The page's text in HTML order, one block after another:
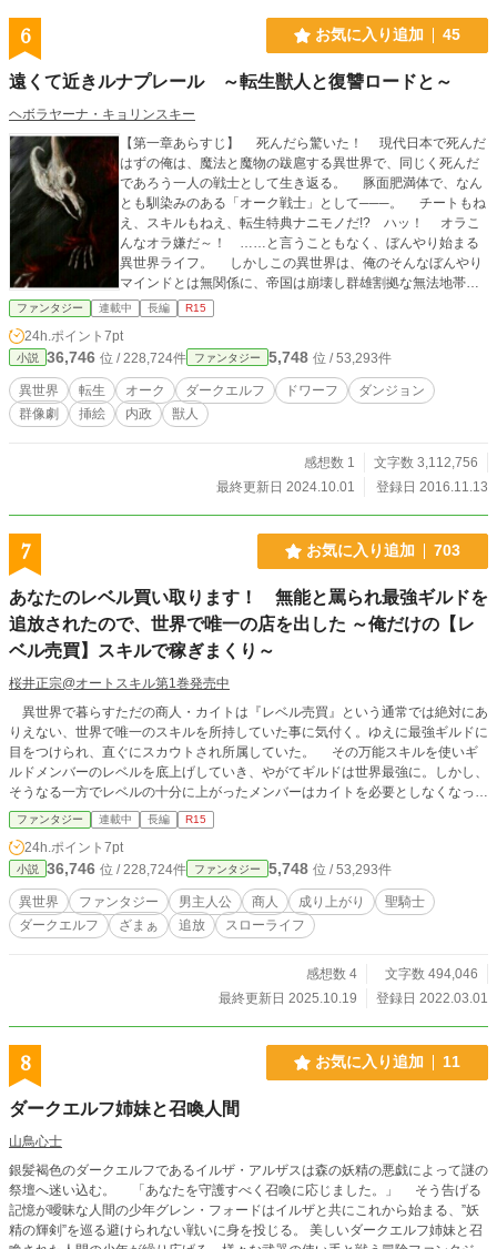
6 お気に入り追加 45
遠くて近きルナプレール ～転生獣人と復讐ロードと～
ヘボラヤーナ・キョリンスキー
【第一章あらすじ】 死んだら驚いた！ 現代日本で死んだ
はずの俺は、魔法と魔物の跋扈する異世界で、同じく死んだ
であろう一人の戦士として生き返る。 豚面肥満体で、なん
とも馴染みのある「オーク戦士」として───。 チートもね
え、スキルもねえ、転生特典ナニモノだ!? ハッ！ オラこ
んなオラ嫌だ～！ ……と言うこともなく、ぼんやり始まる
異世界ライフ。 しかしこの異世界は、俺のそんなぼんやり
マインドとは無関係に、帝国は崩壊し群雄割拠な無法地帯ば
かりの、えらい状況なのであった。助けてエラいヒト！ 【第
二章あらすじ】 俺はJB.ただの糞ガキ。LA生まれ異世界育
ち、悪い孤児達、だいたい友達。 そんなこんなで生まれ変
わったのは悪名高い“迷宮都市”クトリア。邪術士シャーイダー
ルの元で、地下遺跡からお宝を発掘する仕事をして日々を凌
いでる俺は、あるとき死にかけのドワーフの世話係になる。
そいつが息を吹き返して最初に言った言葉が、「ここはベ
た“同じ世界からの転生者”だが、このオッサン、どーにも色々
ズレていて───おい、アンタ一体ナニ造ってンだ!? 【第三章
起こされる。横に座るダチは青ざめて「ハイジャックだ」と
か抜かしやがるし、確かに色黒の男が何やら大騒ぎで暴れて
パニックになるが───次の瞬間俺たちは、真っ赤に染まる空
の下、瓦礫と岩山の荒野に居た。 現れた不気味な爺が言う
には、「君たちはみんな死んだ。別の世界へ生まれ変わらせ
てやろう」。 イカれた場所でイカれた提案。そして生まれ
変わった俺たちは───犬、猫、猿、犀、猪に……魔人（ディ
モニウム）？ 戦乱渦巻く危険な世界で、化け物相手に大立
ち回り。その先で俺が突きつけられたのは……、 「───さよ
ならだ……。 もし縁がまだあるならば、また会うこともあ
るかもしれんな───」 (*『小説家になろう！』サイトにも
重複投稿しています)
ファンタジー 連載中 長編 R15
24h.ポイント 7pt
小説 36,746 位 / 228,724件 ファンタジー 5,748 位 / 53,293件
異世界 転生 オーク ダークエルフ ドワーフ
ダンジョン
群像劇
挿絵 内政 獣人
感想数 1
文字数 3,112,756
最終更新日 2024.10.01
登録日 2016.11.13
7 お気に入り追加 703
あなたのレベル買い取ります！ 無能と罵られ最強ギルドを
追放されたので、世界で唯一の店を出した ～俺だけの【レ
ベル売買】スキルで稼ぎまくり～
桜井正宗@オートスキル第1巻発売中
異世界で暮らすただの商人・カイトは『レベル売買』という通常では絶対にあ
りえない、世界で唯一のスキルを所持していた事に気付く。ゆえに最強ギルドに
目をつけられ、直ぐにスカウトされ所属していた。 その万能スキルを使いギ
ルドメンバーのレベルを底上げしていき、やがてギルドは世界最強に。しかし、
そうなる一方でレベルの十分に上がったメンバーはカイトを必要としなくなっ
た。もともと、カイトは戦闘には不向きなタイプ。やがてギルドマスターから
『追放』を言い渡された。 途方に暮れたカイトは彷徨った。 そんな絶望的
で理不尽な状況ではあったが、月光のように美しいメイド『ルナ』が救ってくれ
た。それから程なくし、共に世界で唯一の『レベル売買』店を展開。更に帝国の
女騎士と魔法使いのエルフを迎える。 元から商売センスのあったカイトはそ
の才能を遺憾なく発揮していく。すると驚くほど経営が上手くいき、一躍有名人
となる。その風の噂を聞いた最強ギルドも「戻ってこい」と必死になるが、もう
【登場人物】（メインキャラ） 主人公 ：カイト / 男 / 商人 ヒロイン：ルナ
/ 女 / メイド ヒロイン：ソレイユ / 女 / 聖騎士 ヒロイン：ミーティア / 女
は最強のスキル持ち ◇メイドと出会い、新しい仲間も増えます ◇自分たちだけ
のお店を開きます ◇みんな優しいです ◇大儲けしていきます ◇元ギルドへの反
撃もしていきます ◇世界一の帝国へ移住します ◇もっと稼ぎまくります
ファンタジー 連載中 長編 R15
24h.ポイント 7pt
小説 36,746 位 / 228,724件 ファンタジー 5,748 位 / 53,293件
異世界 ファンタジー 男主人公 商人 成り上がり
聖騎士
ダークエルフ
ざまぁ 追放 スローライフ
感想数 4
文字数 494,046
最終更新日 2025.10.19
登録日 2022.03.01
8 お気に入り追加 11
ダークエルフ姉妹と召喚人間
山鳥心士
銀髪褐色のダークエルフであるイルザ・アルザスは森の妖精の悪戯によって謎の
祭壇へ迷い込む。 「あなたを守護すべく召喚に応じました。」 そう告げる
記憶が曖昧な人間の少年グレン・フォードはイルザと共にこれから始まる、”妖
精の輝剣”を巡る避けられない戦いに身を投じる。 美しいダークエルフ姉妹と召